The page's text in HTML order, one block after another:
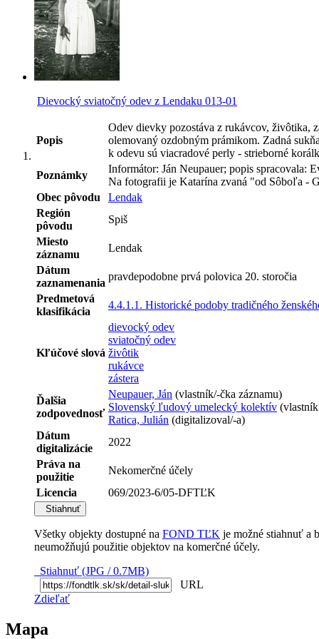
Dievocký sviatočný odev z Lendaku 013-01
Popis
Odev dievky pozostáva z rukávcov, živôtika,
olemovaný ozdobným prámikom. Zadná
k odevu sú viacradové perly - strieborné
Poznámky
Informátor: Ján Neupauer; popis spracovala:
Na fotografii je Katarína zvaná "od Sôboľa -
Obec pôvodu
Lendak
Región
pôvodu
Spiš
Miesto
záznamu
Lendak
Dátum
zaznamenania
pravdepodobne prvá polovica 20. storočia
Predmetová
klasifikácia
4.4.1.1. Historické podoby tradičného
Kľúčové slová
dievocký odev
sviatočný odev
živôtik
rukávce
zástera
Ďalšia
zodpovednosť
Neupauer, Ján (vlastník/-čka záznamu)
Slovenský ľudový umelecký kolektív
Ratica, Julián (digitalizoval/-a)
Dátum
digitalizácie
2022
Práva na
použitie
Nekomerčné účely
Licencia
069/2023-6/05-DFTĽK
Stiahnuť
Všetky objekty dostupné na FOND TĽK je možné stiahnuť a
neumožňujú použitie objektov na komerčné účely.
Stiahnuť (JPG / 0.7MB)
URL
Zdieľať
Mapa